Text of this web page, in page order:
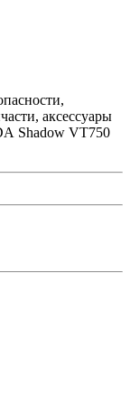
аксессуары
Shadow VT750